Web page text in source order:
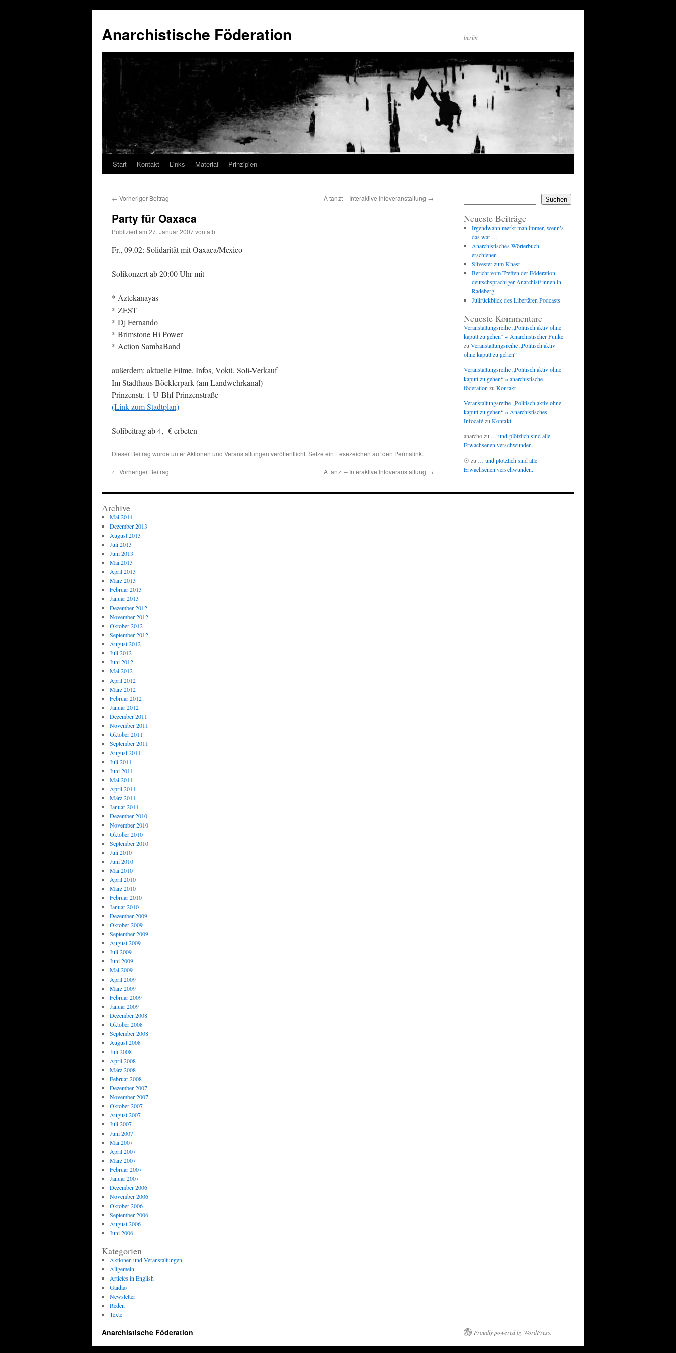
Anarchistische Föderation berlin
Zum
springen
Start Kontakt Links Material Prinzipien
← Vorheriger Beitrag A tanzt – Interaktive Infoveranstaltung →
Party für Oaxaca
Publiziert am 27. Januar 2007von afb
Fr., 09.02: Solidarität mit Oaxaca/Mexico
Solikonzert ab 20:00 Uhr mit
* Aztekanayas
* ZEST
* Dj Fernando
* Brimstone Hi Power
* Action SambaBand
außerdem: aktuelle Filme, Infos, Vokü, Soli-Verkauf
Im Stadthaus Böcklerpark (am Landwehrkanal)
Prinzenstr. 1 U-Bhf Prinzenstraße
(Link zum Stadtplan)
Solibeitrag ab 4,- € erbeten
Dieser Beitrag wurde unterAktionen und Veranstaltungen veröffentlicht. Setze ein Lesezeichen auf den Permalink.
← Vorheriger Beitrag A tanzt – Interaktive Infoveranstaltung →
Suchen
Neueste Beiträge
Irgendwann merkt man immer, wenn’s
das war …
Anarchistisches Wörterbuch
erschienen
Silvester zum Knast
Bericht vom Treffen der Föderation
deutschsprachiger Anarchist*innen in
Radeberg
Julirückblick des Libertären Podcasts
Neueste Kommentare
Veranstaltungsreihe „Politisch aktiv ohne
kaputt zu gehen“ « Anarchistischer Funke
zu Veranstaltungsreihe „Politisch aktiv
ohne kaputt zu gehen“
Veranstaltungsreihe „Politisch aktiv ohne
kaputt zu gehen“ « anarchistische
föderation zu Kontakt
Veranstaltungsreihe „Politisch aktiv ohne
kaputt zu gehen“ « Anarchistisches
Infocafézu Kontakt
anarchozu … und plötzlich sind alle
Erwachsenen verschwunden.
☉ zu … und plötzlich sind alle
Erwachsenen verschwunden.
Archive
Mai 2014
Dezember 2013
August 2013
Juli 2013
Juni 2013
Mai 2013
April 2013
März 2013
Februar 2013
Januar 2013
Dezember 2012
November 2012
Oktober 2012
September 2012
August 2012
Juli 2012
Juni 2012
Mai 2012
April 2012
März 2012
Februar 2012
Januar 2012
Dezember 2011
November 2011
Oktober 2011
September 2011
August 2011
Juli 2011
Juni 2011
Mai 2011
April 2011
März 2011
Januar 2011
Dezember 2010
November 2010
Oktober 2010
September 2010
Juli 2010
Juni 2010
Mai 2010
April 2010
März 2010
Februar 2010
Januar 2010
Dezember 2009
Oktober 2009
September 2009
August 2009
Juli 2009
Juni 2009
Mai 2009
April 2009
März 2009
Februar 2009
Januar 2009
Dezember 2008
Oktober 2008
September 2008
August 2008
Juli 2008
April 2008
März 2008
Februar 2008
Dezember 2007
November 2007
Oktober 2007
August 2007
Juli 2007
Juni 2007
Mai 2007
April 2007
März 2007
Februar 2007
Januar 2007
Dezember 2006
November 2006
Oktober 2006
September 2006
August 2006
Juni 2006
Kategorien
Aktionen und Veranstaltungen
Allgemein
Articles in English
Gaidao
Newsletter
Reden
Texte
Anarchistische Föderation Proudly powered by WordPress.